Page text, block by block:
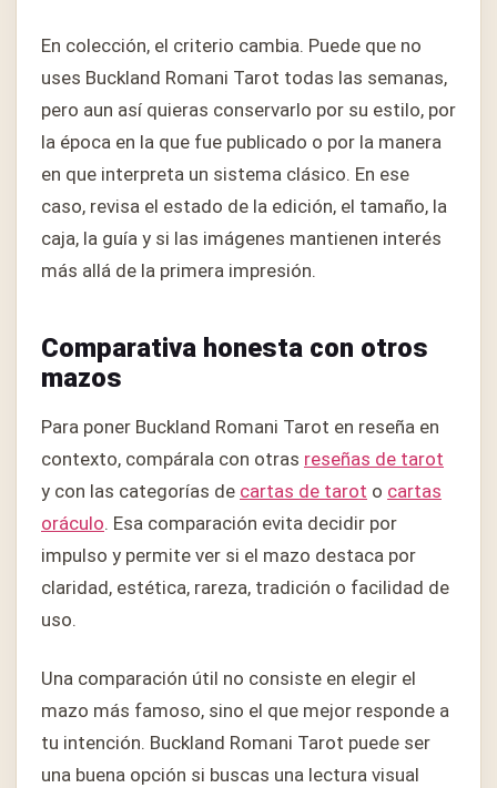
En colección, el criterio cambia. Puede que no
uses Buckland Romani Tarot todas las semanas,
pero aun así quieras conservarlo por su estilo, por
la época en la que fue publicado o por la manera
en que interpreta un sistema clásico. En ese
caso, revisa el estado de la edición, el tamaño, la
caja, la guía y si las imágenes mantienen interés
más allá de la primera impresión.
Comparativa honesta con otros
mazos
Para poner Buckland Romani Tarot en reseña en
contexto, compárala con otras reseñas de tarot
y con las categorías de cartas de tarot o cartas
oráculo. Esa comparación evita decidir por
impulso y permite ver si el mazo destaca por
claridad, estética, rareza, tradición o facilidad de
uso.
Una comparación útil no consiste en elegir el
mazo más famoso, sino el que mejor responde a
tu intención. Buckland Romani Tarot puede ser
una buena opción si buscas una lectura visual